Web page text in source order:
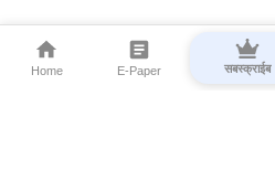
Home E-Paper सबस्क्राईब